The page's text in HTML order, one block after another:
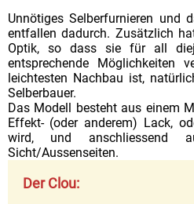
Unnötiges Selberfurnieren und
entfallen dadurch. Zusätzlich hat sie eine ansprechende
Optik, so dass sie für all
entsprechende Möglichkeiten
leichtesten Nachbau ist,
Selberbauer.
Das Modell besteht aus einem
Effekt- (oder anderem) Lack,
wird, und anschliessend
Sicht/Aussenseiten.
Der Clou: